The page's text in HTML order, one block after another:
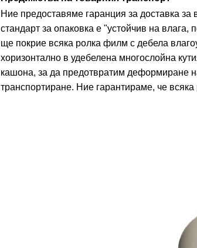
Ние предоставяме гаранция за доставка
стандарт за опаковка е "устойчив на
ще покрие всяка ролка филм с дебела
хоризонтално в удебелена многослойна
кашона, за да предотвратим деформиране
транспортиране. Ние гарантираме, че